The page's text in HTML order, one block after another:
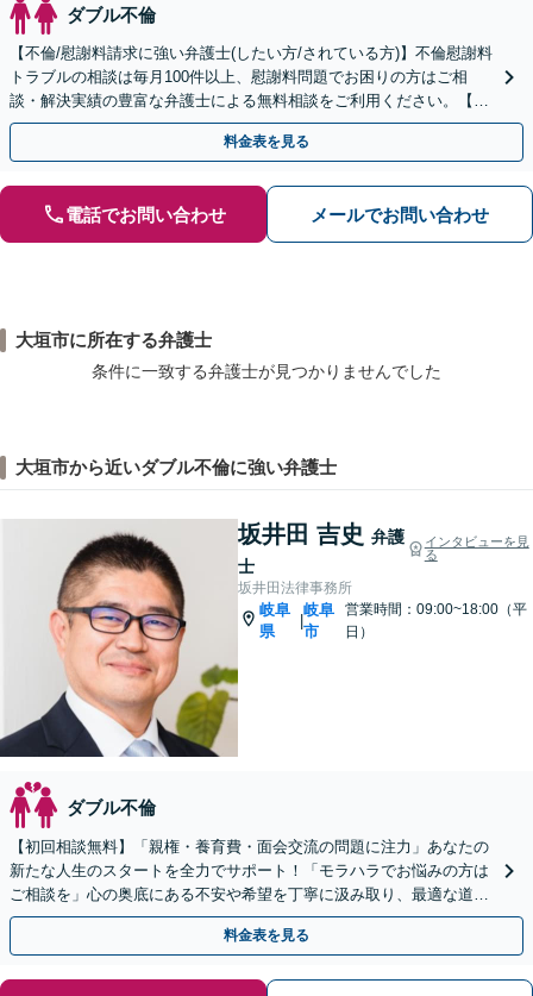
ダブル不倫
【不倫/慰謝料請求に強い弁護士(したい方/されている方)】不倫慰謝料
トラブルの相談は毎月100件以上、慰謝料問題でお困りの方はご相
談・解決実績の豊富な弁護士による無料相談をご利用ください。【不
倫相談は初回0円】【全国対応】
料金表を見る
電話でお問い合わせ メールでお問い合わせ
大垣市に所在する弁護士
条件に一致する弁護士が見つかりませんでした
大垣市から近いダブル不倫に強い弁護士
坂井田 吉史 弁護
士
インタビューを見
る
坂井田法律事務所
岐阜
県
|
岐阜
市
営業時間：09:00~18:00（平
日）
ダブル不倫
【初回相談無料】「親権・養育費・面会交流の問題に注力」あなたの
新たな人生のスタートを全力でサポート！「モラハラでお悩みの方は
ご相談を」心の奥底にある不安や希望を丁寧に汲み取り、最適な道筋
を一緒に見出します【WEB面談対応】【出張相談可】
料金表を見る